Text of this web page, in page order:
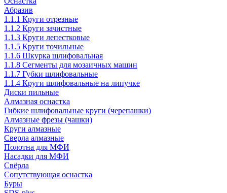
Абразив
1.1.1 Круги отрезные
1.1.2 Круги зачистные
1.1.3 Круги лепестковые
1.1.5 Круги точильные
1.1.6 Шкурка шлифовальная
1.1.8 Сегменты для мозаичных машин
1.1.7 Губки шлифовальные
1.1.4 Круги шлифовальные на липучке
Диски пильные
Алмазная оснастка
Гибкие шлифовальные круги (черепашки)
Алмазные фрезы (чашки)
Круги алмазные
Сверла алмазные
Полотна для МФИ
Насадки для МФИ
Свёрла
Сопутствующая оснастка
Буры